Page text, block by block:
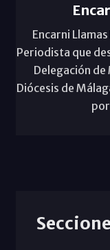
Encarni
Periodista que
Delegación de
Diócesis de
por